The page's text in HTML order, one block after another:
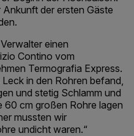
der ersten Gäste
einen
Contino vom
Termografia Express.
in den Rohren befand,
und stetig Schlamm und
60 cm großen Rohre lagen
mussten wir
undicht waren.“